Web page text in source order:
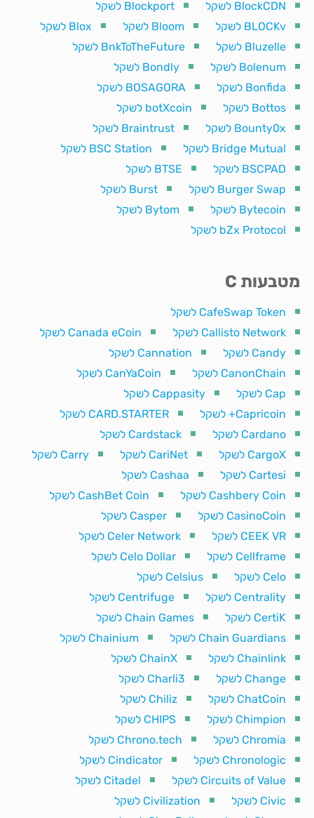
BlockCDN לשקל
Blockport לשקל
BLOCKv לשקל
Bloom לשקל
Blox לשקל
Bluzelle לשקל
BnkToTheFuture לשקל
Bolenum לשקל
Bondly לשקל
Bonfida לשקל
BOSAGORA לשקל
Bottos לשקל
botXcoin לשקל
Bounty0x לשקל
Braintrust לשקל
Bridge Mutual לשקל
BSC Station לשקל
BSCPAD לשקל
BTSE לשקל
Burger Swap לשקל
Burst לשקל
Bytecoin לשקל
Bytom לשקל
bZx Protocol לשקל
מטבעות C
CafeSwap Token לשקל
Callisto Network לשקל
Canada eCoin לשקל
Candy לשקל
Cannation לשקל
CanonChain לשקל
CanYaCoin לשקל
Cap לשקל
Cappasity לשקל
Capricoin+ לשקל
CARD.STARTER לשקל
Cardano לשקל
Cardstack לשקל
CargoX לשקל
CariNet לשקל
Carry לשקל
Cartesi לשקל
Cashaa לשקל
Cashbery Coin לשקל
CashBet Coin לשקל
CasinoCoin לשקל
Casper לשקל
CEEK VR לשקל
Celer Network לשקל
Cellframe לשקל
Celo Dollar לשקל
Celo לשקל
Celsius לשקל
Centrality לשקל
Centrifuge לשקל
CertiK לשקל
Chain Games לשקל
Chain Guardians לשקל
Chainium לשקל
Chainlink לשקל
ChainX לשקל
Change לשקל
Charli3 לשקל
ChatCoin לשקל
Chiliz לשקל
Chimpion לשקל
CHIPS לשקל
Chromia לשקל
Chrono.tech לשקל
Chronologic לשקל
Cindicator לשקל
Circuits of Value לשקל
Citadel לשקל
Civic לשקל
Civilization לשקל